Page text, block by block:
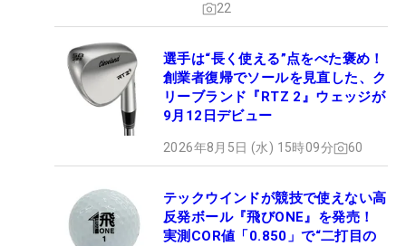
22
選手は“長く使える”点をべた褒め！
創業者復帰でソールを見直した、ク
リーブランド『RTZ 2』ウェッジが
9月12日デビュー
2026年8月5日 (水) 15時09分 60
テックウインドが競技で使えない高
反発ボール『飛びONE』を発売！
実測COR値「0.850」で“二打目の